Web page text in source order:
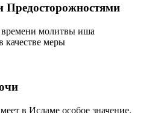
молитвы иша
качестве меры
в Исламе особое значение.